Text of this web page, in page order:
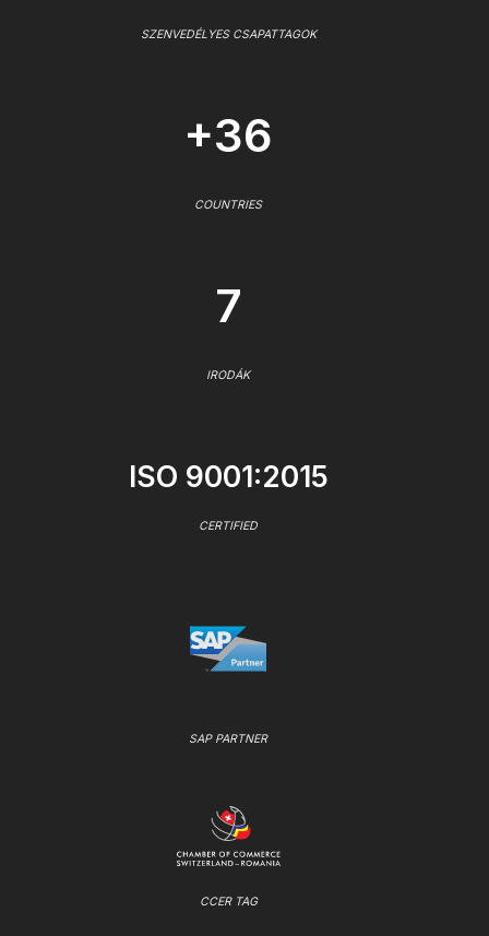
SZENVEDÉLYES CSAPATTAGOK
+36
COUNTRIES
7
IRODÁK
ISO 9001:2015
CERTIFIED
SAP PARTNER
CCER TAG